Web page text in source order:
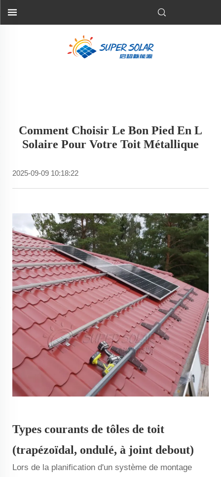
Comment Choisir Le Bon Pied En L
Solaire Pour Votre Toit Métallique
2025-09-09 10:18:22
Types courants de tôles de toit
(trapézoïdal, ondulé, à joint debout)
Lors de la planification d'un système de montage